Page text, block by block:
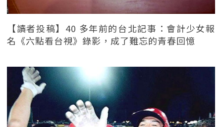
【讀者投稿】40 多年前的台北記事：會計少女報
名《六點看台視》錄影，成了難忘的青春回憶